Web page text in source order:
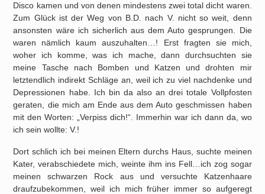
Disco kamen und von denen mindestens zwei total dicht waren.
Zum Glück ist der Weg von B.D. nach V. nicht so weit, denn
ansonsten wäre ich sicherlich aus dem Auto gesprungen. Die
waren nämlich kaum auszuhalten…! Erst fragten sie mich,
woher ich komme, was ich mache, dann durchsuchten sie
meine Tasche nach Bomben und Katzen und drohten mir
letztendlich indirekt Schläge an, weil ich zu viel nachdenke und
Depressionen habe. Ich bin da also an drei totale Vollpfosten
geraten, die mich am Ende aus dem Auto geschmissen haben
mit den Worten: „Verpiss dich!“. Immerhin war ich dann da, wo
ich sein wollte: V.!
Dort schlich ich bei meinen Eltern durchs Haus, suchte meinen
Kater, verabschiedete mich, weinte ihm ins Fell…ich zog sogar
meinen schwarzen Rock aus und versuchte Katzenhaare
draufzubekommen, weil ich mich früher immer so aufgeregt